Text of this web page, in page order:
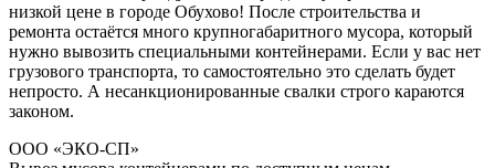
низкой цене в городе Обухово! После строительства и
ремонта остаётся много крупногабаритного мусора, который
нужно вывозить специальными контейнерами. Если у вас нет
грузового транспорта, то самостоятельно это сделать будет
непросто. А несанкционированные свалки строго караются
законом.
ООО «ЭКО-СП»